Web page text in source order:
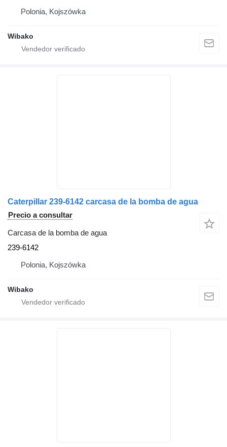
Polonia, Kojszówka
Wibako
Caterpillar 239-6142 carcasa de la bomba de agua
Precio a consultar
Carcasa de la bomba de agua
239-6142
Polonia, Kojszówka
Wibako